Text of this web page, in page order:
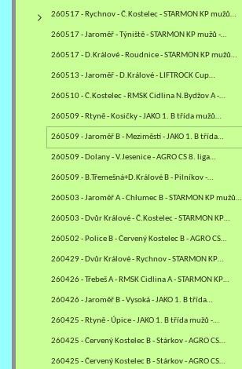
260517 - Rychnov - Č.Kostelec - STARMON KP mužů…
260517 - Jaroměř - Týniště - STARMON KP mužů -…
260517 - D.Králové - Roudnice - STARMON KP mužů…
260513 - Jaroměř - D.Králové - LIFTROCK Cup…
260510 - Č.Kostelec - RMSK Cidlina N.Bydžov A -…
260509 - Rtyně - Kosičky - JAKO 1. B třída mužů…
260509 - Jaroměř B - Meziměstí - JAKO 1. B třída…
260509 - Dolany - V.Jesenice - AGRO CS 8. liga…
260509 - B.Třemešná+D.Králové B - Pilníkov -…
260503 - Jaroměř A - Chlumec B - STARMON KP mužů…
260503 - Dvůr Králové - Č.Kostelec - STARMON KP…
260502 - Police B - Červený Kostelec B - AGRO CS…
260429 - Dvůr Králové - Rychnov - STARMON KP…
260426 - Třebeš A - RMSK Cidlina A - STARMON KP…
260426 - Jaroměř B - Vysoká - JAKO 1. B třída…
260425 - Rtyně - Úpice - JAKO 1. B třída mužů -…
260425 - Červený Kostelec B - Stárkov - AGRO CS…
260425 - Červený Kostelec B - Stárkov - AGRO CS…